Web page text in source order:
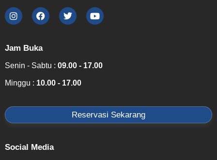
Jam Buka
Senin - Sabtu : 09.00 - 17.00
Minggu : 10.00 - 17.00
Reservasi Sekarang
Social Media